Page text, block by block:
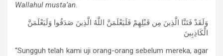
Wallahul musta’an.
وَلَقَدْ فَتَنَّا الَّذِينَ مِن قَبْلِهِمْ فَلَيَعْلَمَنَّ اللَّهُ الَّذِينَ صَدَقُوا وَلَيَعْلَمَنَّ
الْكَاذِبِينَ
“Sungguh telah kami uji orang-orang sebelum mereka, agar